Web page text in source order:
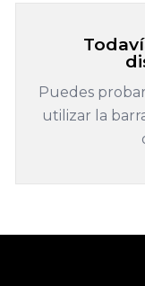
Puedes
utilizar la